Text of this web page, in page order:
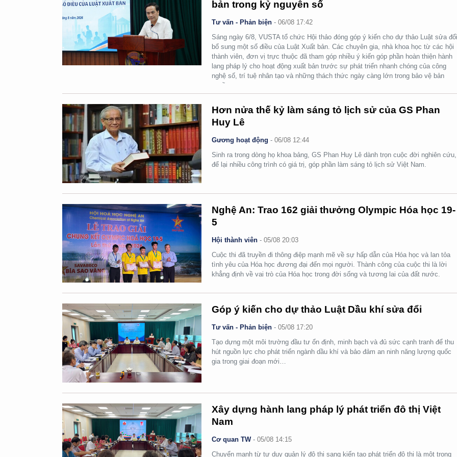
bản trong kỷ nguyên số
Tư vấn - Phản biện -06/08 17:42
Sáng ngày 6/8, VUSTA tổ chức Hội thảo đóng góp ý kiến cho dự thảo Luật sửa
bổ sung một số điều của Luật Xuất bản. Các chuyên gia, nhà khoa học từ các hội
thành viên, đơn vị trực thuộc đã tham góp nhiều ý kiến góp phần hoàn thiện hành
lang pháp lý cho hoạt động xuất bản trước sự phát triển nhanh chóng của công
nghệ số, trí tuệ nhân tạo và những thách thức ngày càng lớn trong bảo vệ bản
quyền.
Hơn nửa thế kỷ làm sáng tỏ lịch sử của GS Phan
Huy Lê
Gương hoạt động -06/08 12:44
Sinh ra trong dòng họ khoa bảng, GS Phan Huy Lê dành trọn cuộc đời nghiên cứu,
để lại nhiều công trình có giá trị, góp phần làm sáng tỏ lịch sử Việt Nam.
Nghệ An: Trao 162 giải thưởng Olympic Hóa học 19-
5
Hội thành viên -05/08 20:03
Cuộc thi đã truyền đi thông điệp mạnh mẽ về sự hấp dẫn của Hóa học và lan tỏa
tình yêu của Hóa học đương đại đến mọi người. Thành công của cuộc thi là lời
khẳng định về vai trò của Hóa học trong đời sống và tương lai của đất nước.
Góp ý kiến cho dự thảo Luật Dầu khí sửa đổi
Tư vấn - Phản biện -05/08 17:20
Tạo dựng một môi trường đầu tư ổn định, minh bạch và đủ sức cạnh tranh để thu
hút nguồn lực cho phát triển ngành dầu khí và bảo đảm an ninh năng lượng quốc
gia trong giai đoạn mới…
Xây dựng hành lang pháp lý phát triển đô thị Việt
Nam
Cơ quan TW-05/08 14:15
Chuyển mạnh từ tư duy quản lý đô thị sang kiến tạo phát triển đô thị là một trong